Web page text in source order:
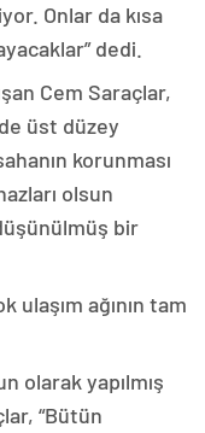
Onlar da kısa
dedi.
Cem Saraçlar,
üst düzey
korunması
olsun
bir
ulaşım ağının tam
olarak yapılmış
“Bütün